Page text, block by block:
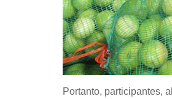
Portanto, participantes,